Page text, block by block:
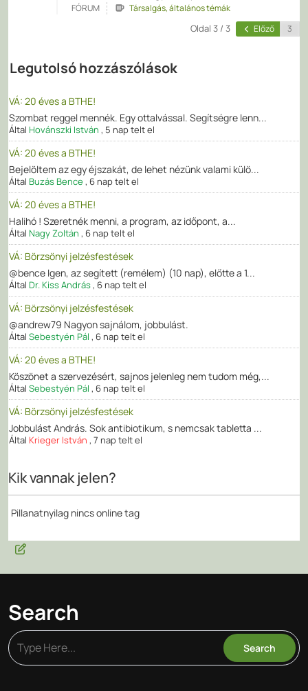
FÓRUM Társalgás, általános témák
Oldal 3 / 3 Előző
Legutolsó hozzászólások
VÁ: 20 éves a BTHE!
Szombat reggel mennék. Egy ottalvással. Segítségre lenn...
Által Hovánszki István , 5 nap telt el
VÁ: 20 éves a BTHE!
Bejelöltem az egy éjszakát, de lehet nézünk valami külö...
Által Buzás Bence , 6 nap telt el
VÁ: 20 éves a BTHE!
Halihó ! Szeretnék menni, a program, az időpont, a...
Által Nagy Zoltán , 6 nap telt el
VÁ: Börzsönyi jelzésfestések
@bence Igen, az segített (remélem) (10 nap), előtte a 1...
Által Dr. Kiss András, 6 nap telt el
VÁ: Börzsönyi jelzésfestések
@andrew79 Nagyon sajnálom, jobbulást.
Által Sebestyén Pál , 6 nap telt el
VÁ: 20 éves a BTHE!
Köszönet a szervezésért, sajnos jelenleg nem tudom még,...
Által Sebestyén Pál , 6 nap telt el
VÁ: Börzsönyi jelzésfestések
Jobbulást András. Sok antibiotikum, s nemcsak tabletta ...
Által Krieger István , 7 nap telt el
Kik vannak jelen?
Pillanatnyilag nincs online tag
Search